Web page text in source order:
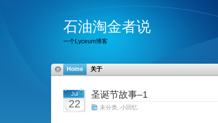
石油淘金者说
一个Lyceum博客
Home 关于
Jul
22
圣诞节故事–1
未分类 小回忆